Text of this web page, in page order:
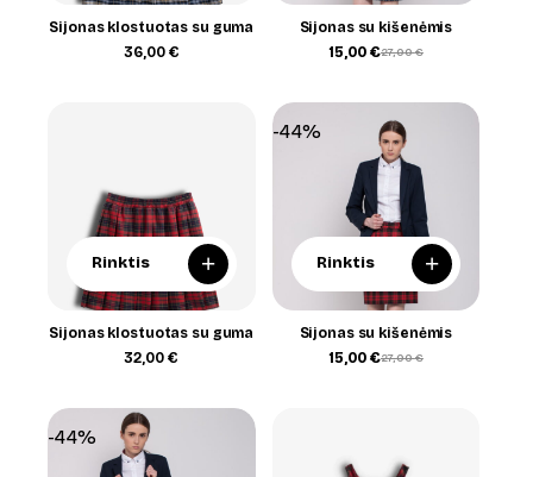
Sijonas klostuotas su guma
36,00 €
Sijonas su kišenėmis
27,00€
Original
15,00 €Current
Rinktis +
Sijonas klostuotas su guma
32,00€
-44%
Rinktis +
Sijonas su kišenėmis
27,00€
Original
15,00 €Current
-44%